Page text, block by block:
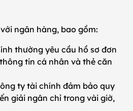
ngân hàng, bao gồm:
thường yêu cầu hồ sơ đơn
tin cá nhân và thẻ căn
ty tài chính đảm bảo quy
giải ngân chỉ trong vài giờ,